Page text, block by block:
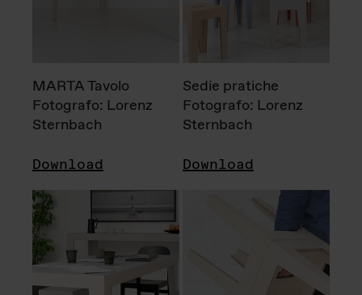
MARTA Tavolo
Fotografo: Lorenz
Sternbach
Download
Sedie pratiche
Fotografo: Lorenz
Sternbach
Download